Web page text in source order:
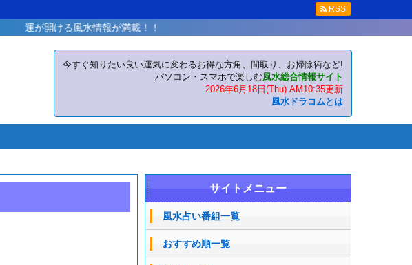
る風水情報が満載！！
今すぐ知りたい良い運気に変わるお得な方角、間取り、お掃除術など!
パソコン・スマホで楽しむ風水総合情報サイト
2026年6月18日(Thu) AM10:35更新
風水ドラコムとは
RSS
サイトメニュー
風水占い番組一覧
おすすめ順一覧